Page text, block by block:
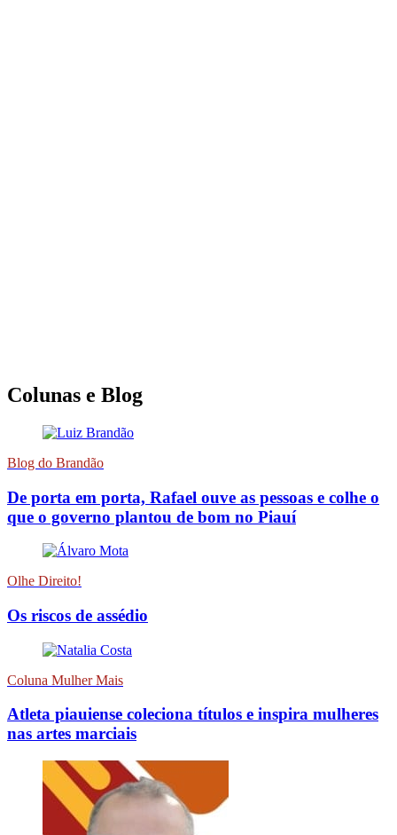
Colunas e Blog
Blog do Brandão
De porta em porta, Rafael ouve as pessoas e colhe o
que o governo plantou de bom no Piauí
Olhe Direito!
Os riscos de assédio
Coluna Mulher Mais
Atleta piauiense coleciona títulos e inspira mulheres
nas artes marciais